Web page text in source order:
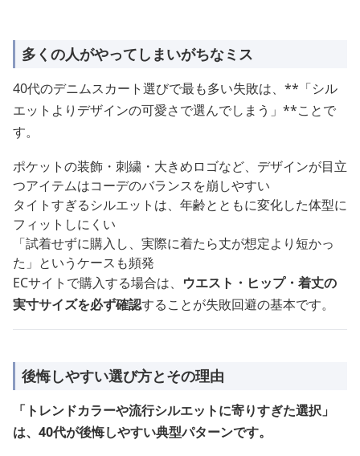
多くの人がやってしまいがちなミス
40代のデニムスカート選びで最も多い失敗は、**「シル
エットよりデザインの可愛さで選んでしまう」**ことで
す。
ポケットの装飾・刺繍・大きめロゴなど、デザインが目立
つアイテムはコーデのバランスを崩しやすい
タイトすぎるシルエットは、年齢とともに変化した体型に
フィットしにくい
「試着せずに購入し、実際に着たら丈が想定より短かっ
た」というケースも頻発
ECサイトで購入する場合は、 ウエスト・ヒップ・着丈の
実寸サイズを必ず確認することが失敗回避の基本です。
後悔しやすい選び方とその理由
「トレンドカラーや流行シルエットに寄りすぎた選択」
は、40代が後悔しやすい典型パターンです。